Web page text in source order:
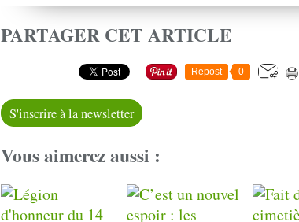
PARTAGER CET ARTICLE
Repost 0
S'inscrire à la newsletter
Vous aimerez aussi :